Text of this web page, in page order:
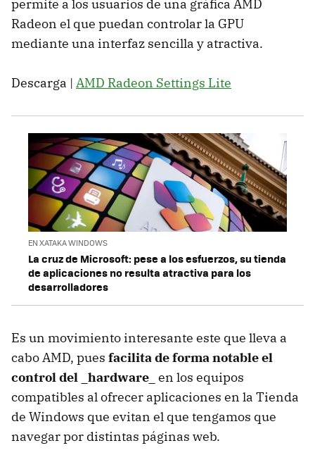
permite a los usuarios de una gráfica AMD
Radeon el que puedan controlar la GPU
mediante una interfaz sencilla y atractiva.
Descarga | AMD Radeon Settings Lite
EN XATAKA WINDOWS
La cruz de Microsoft: pese a los esfuerzos, su tienda
de aplicaciones no resulta atractiva para los
desarrolladores
Es un movimiento interesante este que lleva a
cabo AMD, pues facilita de forma notable el
control del _hardware_ en los equipos
compatibles al ofrecer aplicaciones en la Tienda
de Windows que evitan el que tengamos que
navegar por distintas páginas web.